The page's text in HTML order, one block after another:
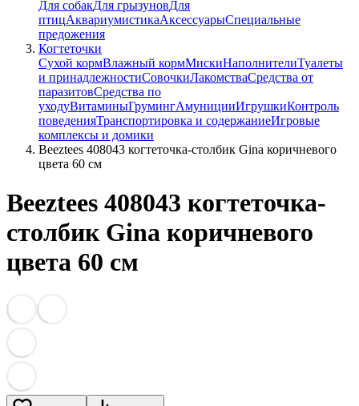
Для собакДля грызуновДля
птицАквариумистикаАксессуарыСпециальные
предожения
Когтеточки
Сухой кормВлажный кормМискиНаполнителиТуалеты
и принадлежностиСовочкиЛакомстваСредства от
паразитовСредства по
уходуВитаминыГрумингАмуницииИгрушкиКонтроль
поведенияТранспортировка и содержаниеИгровые
комплексы и домики
Beeztees 408043 когтеточка-столбик Gina коричневого
цвета 60 см
Beeztees 408043 когтеточка-
столбик Gina коричневого
цвета 60 см